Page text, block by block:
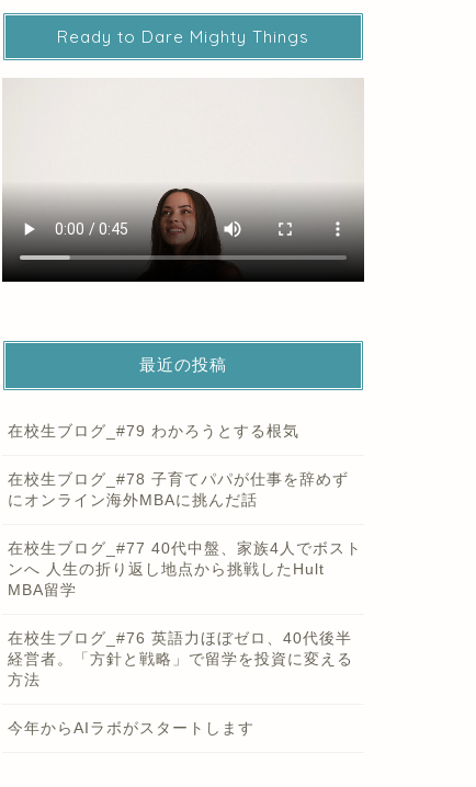
Ready to Dare Mighty Things
最近の投稿
在校生ブログ_#79 わかろうとする根気
在校生ブログ_#78 子育てパパが仕事を辞めず
にオンライン海外MBAに挑んだ話
在校生ブログ_#77 40代中盤、家族4人でボスト
ンへ 人生の折り返し地点から挑戦したHult
MBA留学
在校生ブログ_#76 英語力ほぼゼロ、40代後半
経営者。「方針と戦略」で留学を投資に変える
方法
今年からAIラボがスタートします